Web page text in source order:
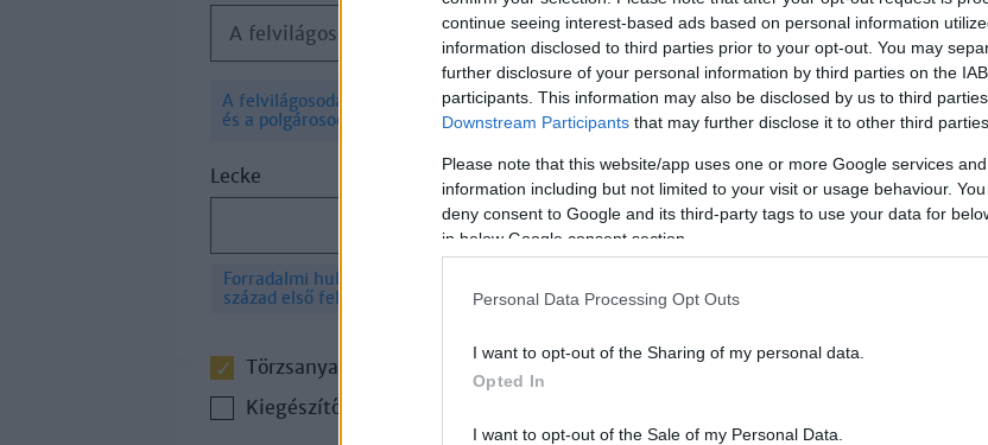
continue seeing interest-based ads based on personal information
information disclosed to third parties prior to your opt-out. You may
further disclosure of your personal information by third parties on the
participants. This information may also be disclosed by us to third
Downstream Participants that may further disclose it to other third parties.
Please note that this website/app uses one or more Google services
information including but not limited to your visit or usage behaviour.
deny consent to Google and its third-party tags to use your data for
in below Google consent section.
Personal Data Processing Opt Outs
I want to opt-out of the Sharing of my personal data.
Opted In
I want to opt-out of the Sale of my Personal Data.
A felvilágosodás, a forradalmak és a polgárosodás kora
A felvilágosodás, a forradalmak
és a polgárosodás kora
×
Lecke
Forradalmi hullámok a XIX.
század első felében
Törzsanyag
Kiegészítő irodalom
A német 48
Hahner Péter
Az 1848-as forradalmak